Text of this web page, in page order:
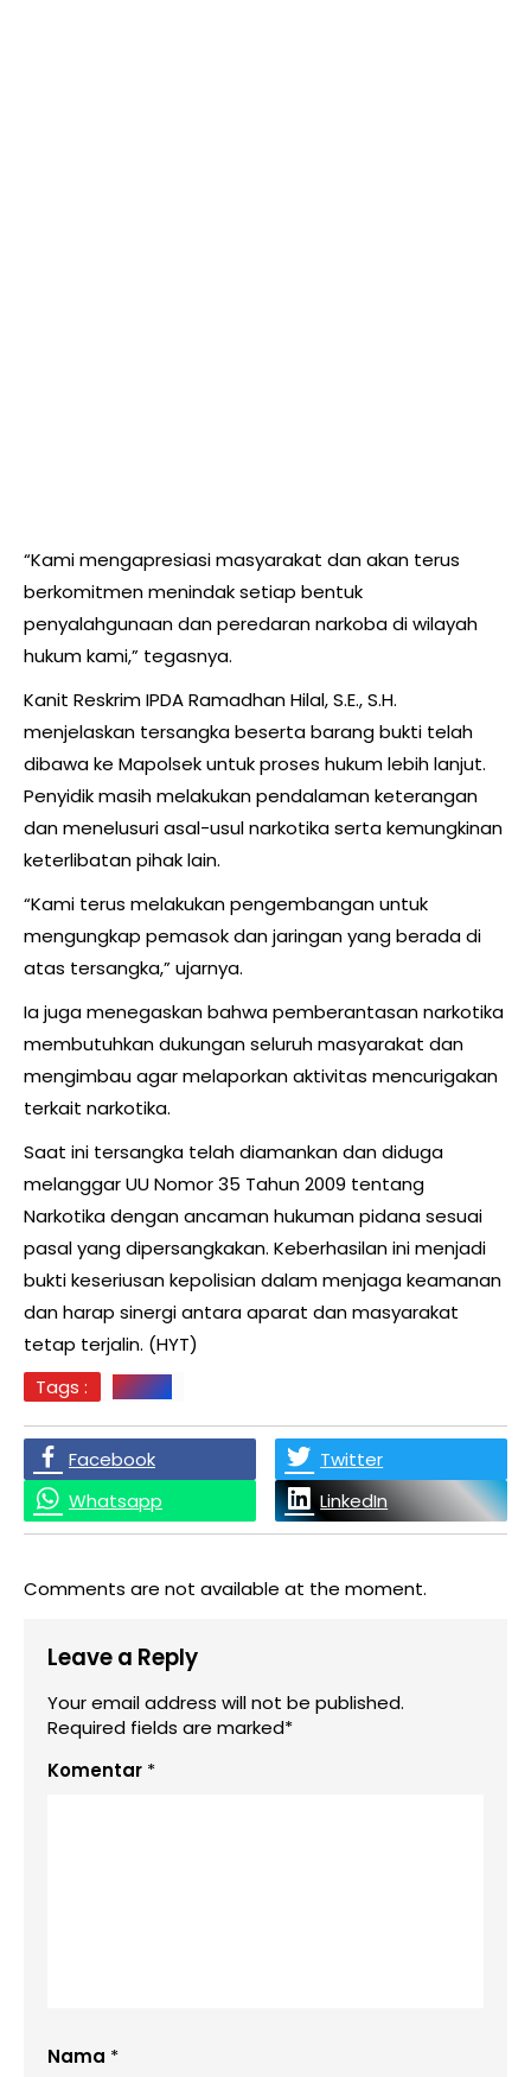
“Kami mengapresiasi masyarakat dan akan terus
berkomitmen menindak setiap bentuk
penyalahgunaan dan peredaran narkoba di wilayah
hukum kami,” tegasnya.
Kanit Reskrim IPDA Ramadhan Hilal, S.E., S.H.
menjelaskan tersangka beserta barang bukti telah
dibawa ke Mapolsek untuk proses hukum lebih lanjut.
Penyidik masih melakukan pendalaman keterangan
dan menelusuri asal-usul narkotika serta kemungkinan
keterlibatan pihak lain.
“Kami terus melakukan pengembangan untuk
mengungkap pemasok dan jaringan yang berada di
atas tersangka,” ujarnya.
Ia juga menegaskan bahwa pemberantasan narkotika
membutuhkan dukungan seluruh masyarakat dan
mengimbau agar melaporkan aktivitas mencurigakan
terkait narkotika.
Saat ini tersangka telah diamankan dan diduga
melanggar UU Nomor 35 Tahun 2009 tentang
Narkotika dengan ancaman hukuman pidana sesuai
pasal yang dipersangkakan. Keberhasilan ini menjadi
bukti keseriusan kepolisian dalam menjaga keamanan
dan harap sinergi antara aparat dan masyarakat
tetap terjalin. (HYT)
Tags :
Labura
Facebook
Twitter
Whatsapp
LinkedIn
Comments are not available at the moment.
Leave a Reply
Your email address will not be published.
Required fields are marked*
Komentar *
Nama *